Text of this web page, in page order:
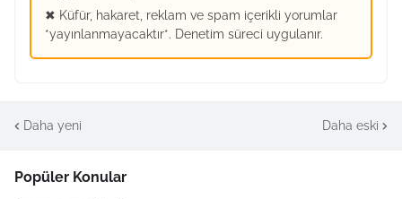
✖ Küfür, hakaret, reklam ve spam içerikli yorumlar
*yayınlanmayacaktır*. Denetim süreci uygulanır.
Daha yeni Daha eski
Popüler Konular